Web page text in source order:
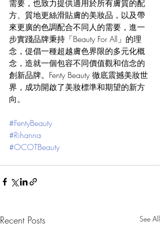
需要，也致力提供適用於所有膚質的配
方、質地更絲滑貼膚的美妝品，以及帶
來更廣的色調配合不同人的需要，進一
步實踐品牌秉持「Beauty For All」的理
念，偍倡一種超越膚色界限的多元化概
念，造就一個包容不同價值觀和信念的
創新品牌。Fenty Beauty 徹底震撼美妝世
界，成功開啟了美妝標準和期望的新方
向。
#FentyBeauty
#Rihanna
#OCOTBeauty
Recent Posts See All